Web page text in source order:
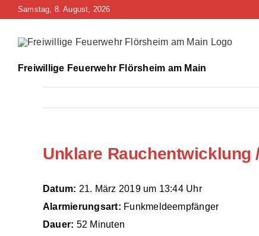
Zum
springen
Samstag, 8. August, 2026
Freiwillige Feuerwehr Flörsheim am Main
Unklare Rauchentwicklung
Datum: 21. März 2019 um 13:44 Uhr
Alarmierungsart: Funkmeldeempfänger
Dauer: 52 Minuten